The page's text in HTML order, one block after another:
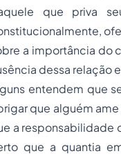
que priva
a importância do
dessa relação
entendem que
que alguém
a responsabilidade
que a quantia